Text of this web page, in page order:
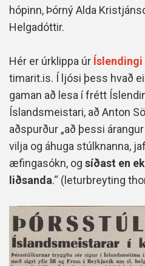
hópinn, Þórný Alda
Helgadóttir.
Hér er úrklippa úr Íslendingi
timarit.is. Í ljósi þess hvað
gaman að lesa í frétt
Íslandsmeistari, að Anton
aðspurður „að þessi
vilja og áhuga stúlknanna,
æfingasókn, og síðast en
liðsanda.“ (leturbreyting